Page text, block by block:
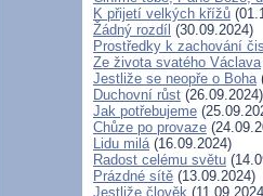
K přijetí velkých křížů
Žádný rozdíl (30.09.2024)
Prostředky k zachování
Ze života svatého Václava
Jestliže se neopře o Boha
Duchovní růst (26.09.2024)
Jak potřebujeme
Chůze po provaze
Lidu milá(16.09.2024)
Radost celému světu
Prázdné sítě (13.09.2024)
Jestliže člověk